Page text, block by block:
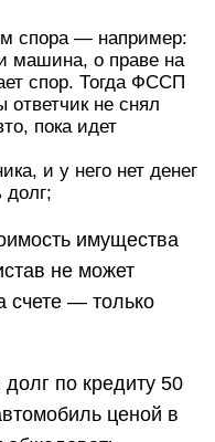
спора — например:
машина, о праве на
спор. Тогда ФССП
ответчик не снял
пока идет
и у него нет денег
долг;
имущества
не может
счете — только
по кредиту 50
ценой в